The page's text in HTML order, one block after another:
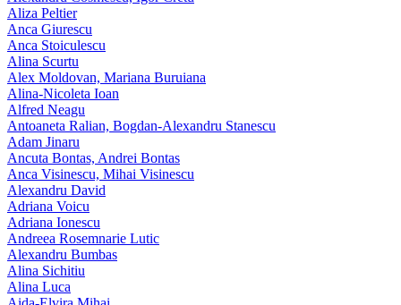
Aliza Peltier
Anca Giurescu
Anca Stoiculescu
Alina Scurtu
Alex Moldovan, Mariana Buruiana
Alina-Nicoleta Ioan
Alfred Neagu
Antoaneta Ralian, Bogdan-Alexandru Stanescu
Adam Jinaru
Ancuta Bontas, Andrei Bontas
Anca Visinescu, Mihai Visinescu
Alexandru David
Adriana Voicu
Adriana Ionescu
Andreea Rosemnarie Lutic
Alexandru Bumbas
Alina Sichitiu
Alina Luca